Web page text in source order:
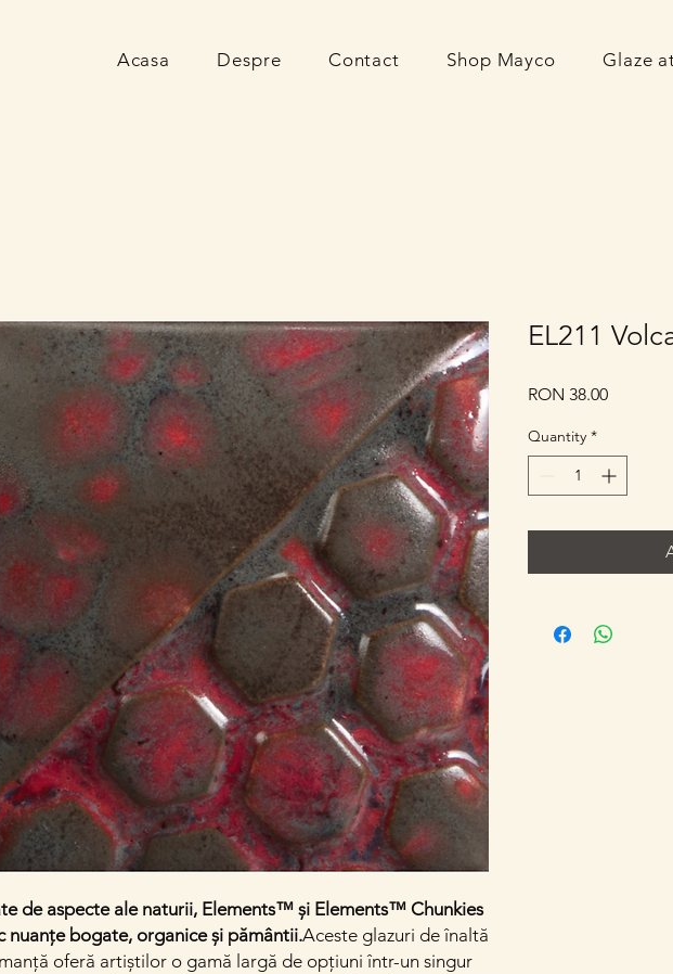
Acasa Despre Contact Shop Mayco Glaze
de aspecte ale naturii, Elements™ și Elements™ Chunkies
nuanțe bogate, organice și pământii.Aceste glazuri de înaltă
oferă artiștilor o gamă largă de opțiuni într-un singur
EL211
RON 38.00Price
Quantity *